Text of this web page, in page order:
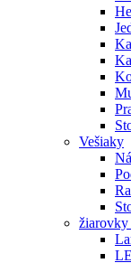
Vešiaky
žiarovky